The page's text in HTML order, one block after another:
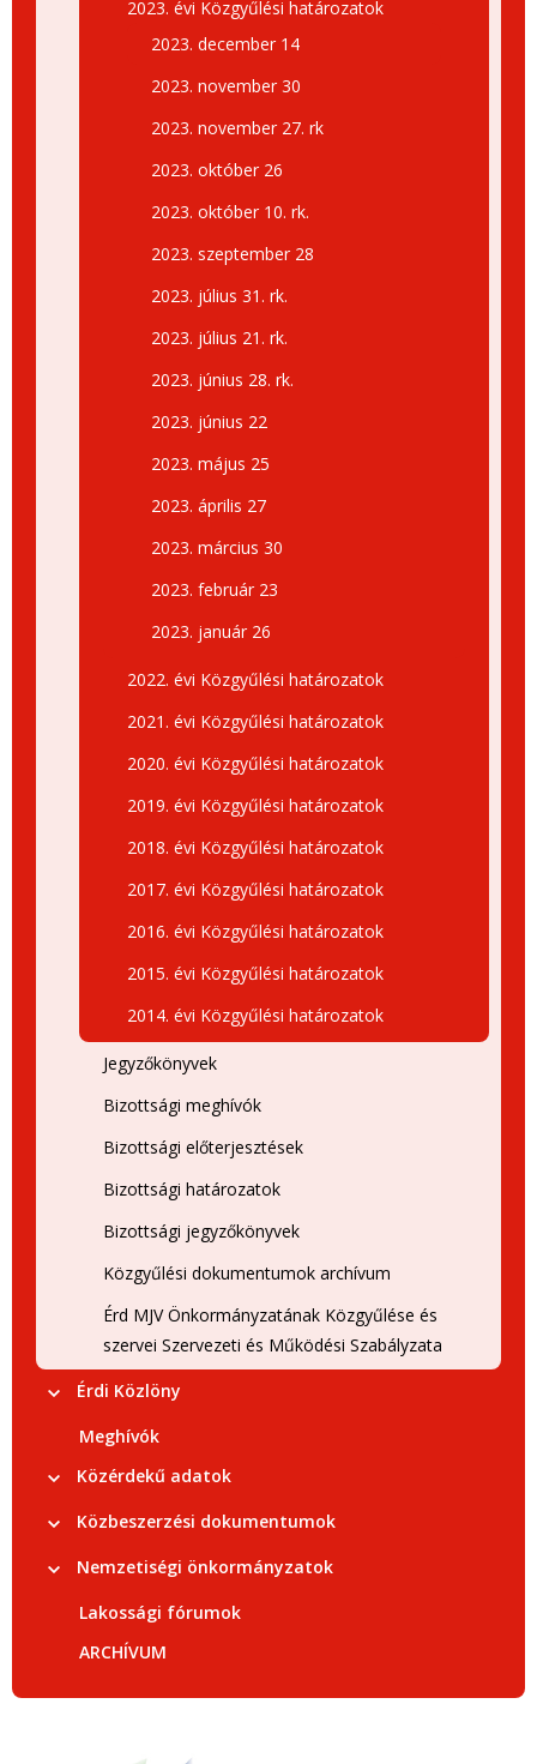
2023. évi Közgyűlési határozatok
2023. december 14
2023. november 30
2023. november 27. rk
2023. október 26
2023. október 10. rk.
2023. szeptember 28
2023. július 31. rk.
2023. július 21. rk.
2023. június 28. rk.
2023. június 22
2023. május 25
2023. április 27
2023. március 30
2023. február 23
2023. január 26
2022. évi Közgyűlési határozatok
2021. évi Közgyűlési határozatok
2020. évi Közgyűlési határozatok
2019. évi Közgyűlési határozatok
2018. évi Közgyűlési határozatok
2017. évi Közgyűlési határozatok
2016. évi Közgyűlési határozatok
2015. évi Közgyűlési határozatok
2014. évi Közgyűlési határozatok
Jegyzőkönyvek
Bizottsági meghívók
Bizottsági előterjesztések
Bizottsági határozatok
Bizottsági jegyzőkönyvek
Közgyűlési dokumentumok archívum
Érd MJV Önkormányzatának Közgyűlése és
szervei Szervezeti és Működési Szabályzata
Érdi Közlöny
Meghívók
Közérdekű adatok
Közbeszerzési dokumentumok
Nemzetiségi önkormányzatok
Lakossági fórumok
ARCHÍVUM